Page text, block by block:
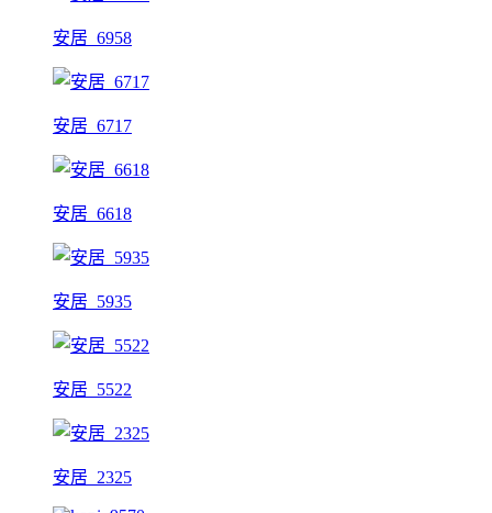
安居_6958
安居_6717
安居_6618
安居_5935
安居_5522
安居_2325